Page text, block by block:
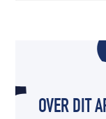
OVER DIT